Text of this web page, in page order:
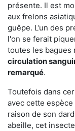
présente. Il est
aux frelons
guêpe. L’un des
l'on se ferait
toutes les bagues
circulation
remarqué.
Toutefois dans
avec cette espèce
raison de son
abeille, cet